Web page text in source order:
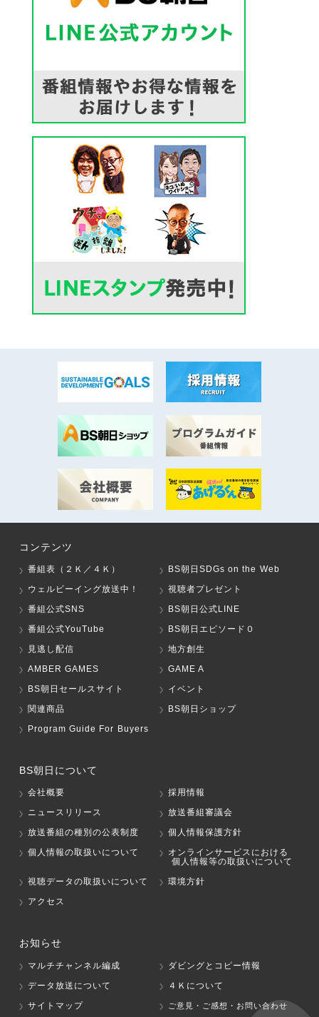
コンテンツ
番組表（２Ｋ／４Ｋ）
BS朝日SDGs on the Web
ウェルビーイング放送中！
視聴者プレゼント
番組公式SNS
BS朝日公式LINE
番組公式YouTube
BS朝日エピソード０
見逃し配信
地方創生
AMBER GAMES
GAME A
BS朝日セールスサイト
イベント
関連商品
BS朝日ショップ
Program Guide For Buyers
BS朝日について
会社概要
採用情報
ニュースリリース
放送番組審議会
放送番組の種別の公表制度
個人情報保護方針
個人情報の取扱いについて
オンラインサービスにおける
個人情報等の取扱いについて
視聴データの取扱いについて
環境方針
アクセス
お知らせ
マルチチャンネル編成
ダビングとコピー情報
データ放送について
４Ｋについて
サイトマップ
ご意見・ご感想・お問い合わせ